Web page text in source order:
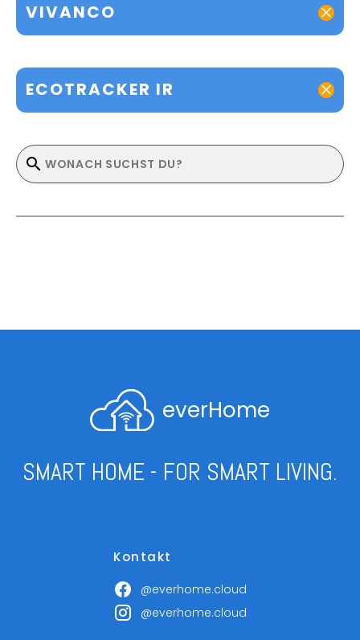
VIVANCO
ECOTRACKER IR
everHome
SMART HOME - FOR SMART LIVING.
Kontakt
@everhome.cloud
@everhome.cloud